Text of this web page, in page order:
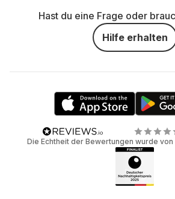
Hast du eine Frage oder
Hilfe erhalten
Die Echtheit der Bewertungen wurde